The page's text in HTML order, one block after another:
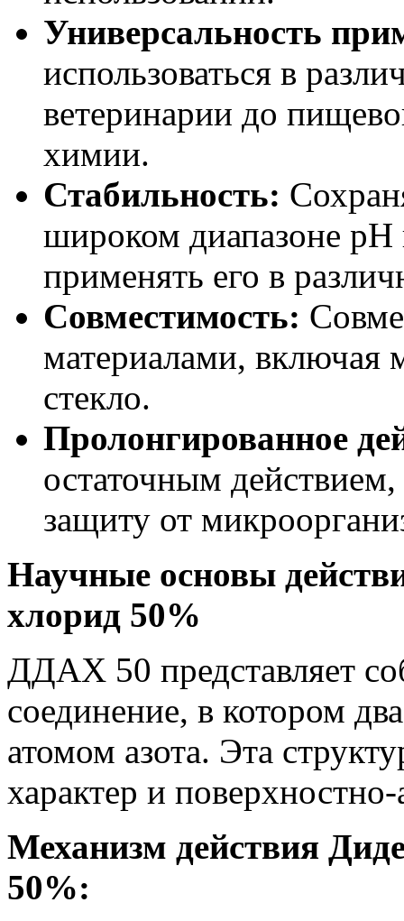
Универсальность
использоваться в
ветеринарии до
химии.
Стабильность:
широком диапазоне pH
применять его в
Совместимость:
материалами, включая
стекло.
Пролонгированное
остаточным
защиту от
Научные основы
хлорид 50%
ДДАХ 50 представляет
соединение, в котором
атомом азота. Эта
характер и
Механизм действия
50%: